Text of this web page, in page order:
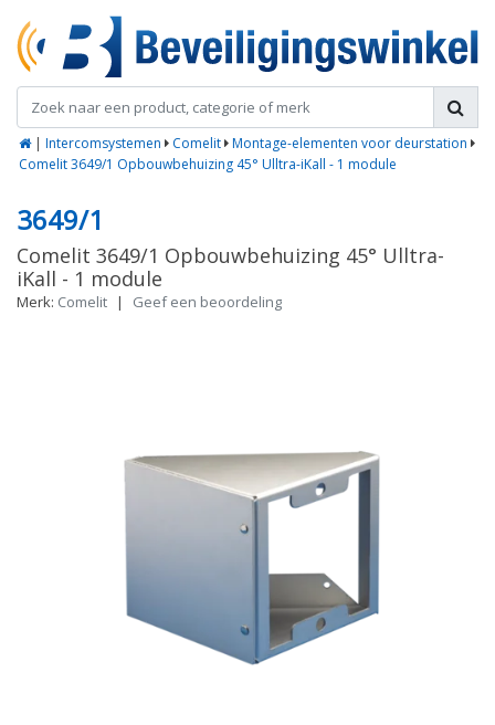
| Intercomsystemen Comelit Montage-elementen voor deurstation
Comelit 3649/1 Opbouwbehuizing 45° Ulltra-iKall - 1 module
3649/1
Comelit 3649/1 Opbouwbehuizing 45° Ulltra-
iKall - 1 module
Merk: Comelit | Geef een beoordeling